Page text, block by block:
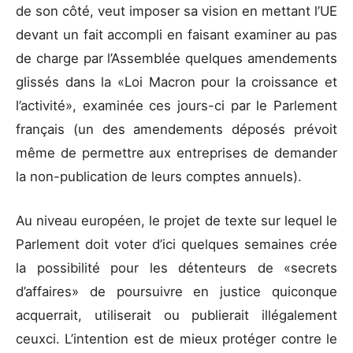
de son côté, veut imposer sa vision en mettant l’UE
devant un fait accompli en faisant examiner au pas
de charge par l’Assemblée quelques amendements
glissés dans la «Loi Macron pour la croissance et
l’activité», examinée ces jours-ci par le Parlement
français (un des amendements déposés prévoit
même de permettre aux entreprises de demander
la non-publication de leurs comptes annuels).
Au niveau européen, le projet de texte sur lequel le
Parlement doit voter d’ici quelques semaines crée
la possibilité pour les détenteurs de «secrets
d’affaires» de poursuivre en justice quiconque
acquerrait, utiliserait ou publierait illégalement
ceuxci. L’intention est de mieux protéger contre le